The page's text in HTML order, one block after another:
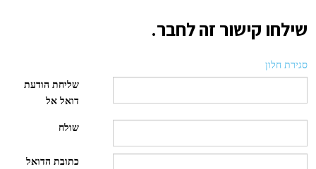
שילחו קישור זה לחבר.
סגירת חלון
שליחת הודעת
דואל אל
שולח
כתובת הדואל